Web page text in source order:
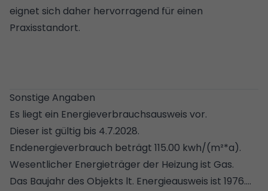
eignet sich daher hervorragend für einen
Praxisstandort.
Sonstige Angaben
Es liegt ein Energieverbrauchsausweis vor.
Dieser ist gültig bis 4.7.2028.
Endenergieverbrauch beträgt 115.00 kwh/(m²*a).
Wesentlicher Energieträger der Heizung ist Gas.
Das Baujahr des Objekts lt. Energieausweis ist 1976.